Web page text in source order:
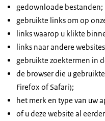
gedownloade bestanden;
gebruikte links om op
links waarop u klikte
links naar andere
gebruikte zoektermen in
de browser die u
Firefox of Safari);
het merk en type van uw
of u deze website al